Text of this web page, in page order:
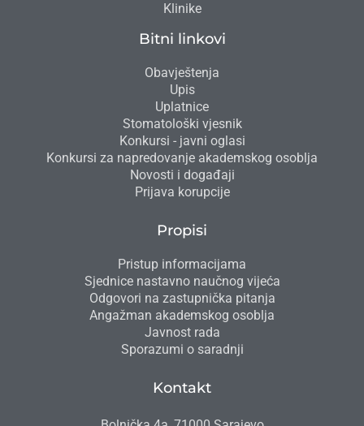
Klinike
Bitni linkovi
Obavještenja
Upis
Uplatnice
Stomatološki vjesnik
Konkursi - javni oglasi
Konkursi za napredovanje akademskog osoblja
Novosti i događaji
Prijava korupcije
Propisi
Pristup informacijama
Sjednice nastavno naučnog vijeća
Odgovori na zastupnička pitanja
Angažman akademskog osoblja
Javnost rada
Sporazumi o saradnji
Kontakt